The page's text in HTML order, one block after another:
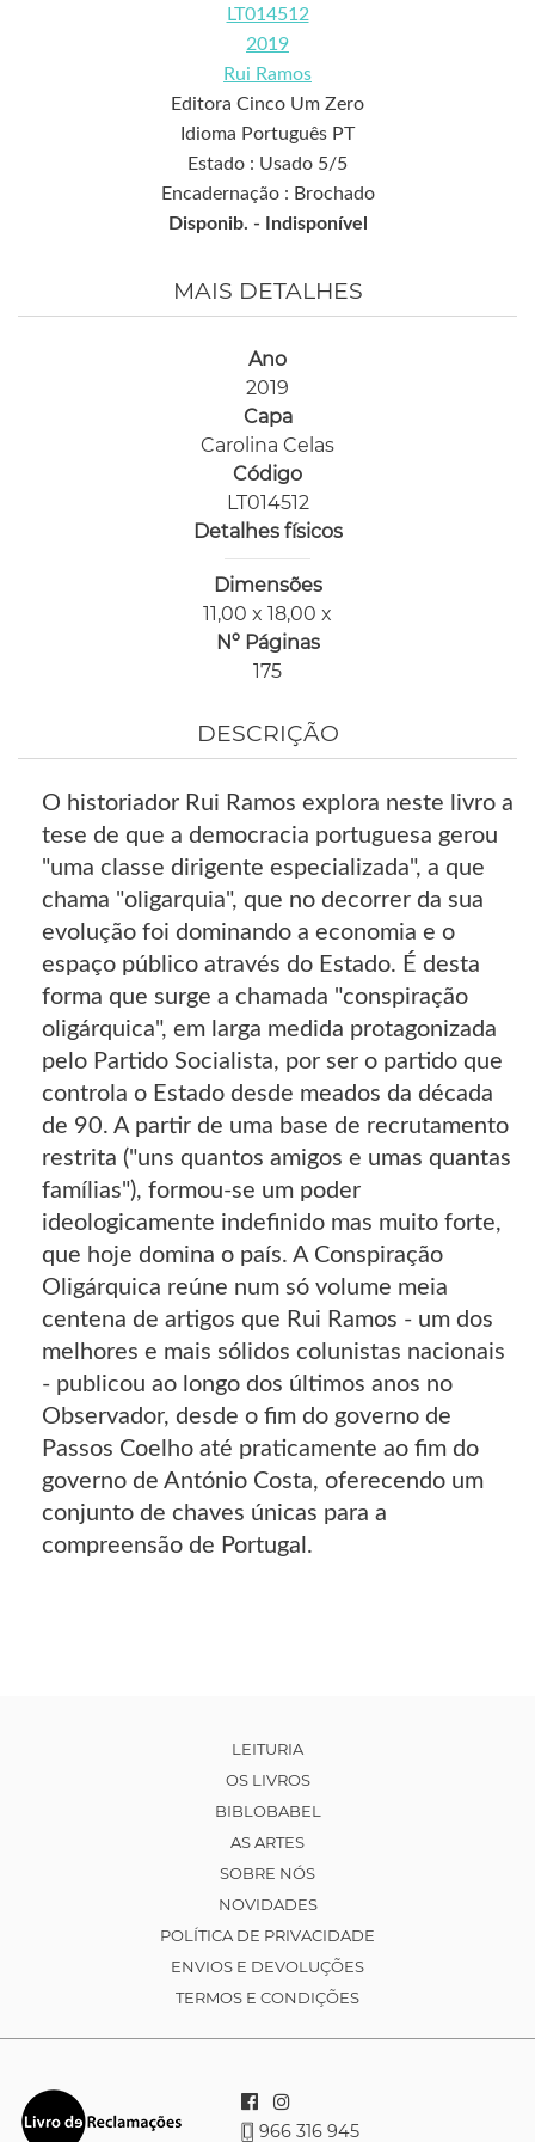
LT014512
2019
Rui Ramos
Editora Cinco Um Zero
Idioma Português PT
Estado : Usado 5/5
Encadernação : Brochado
Disponib. -
Indisponível
MAIS DETALHES
Ano
2019
Capa
Carolina Celas
Código
LT014512
Detalhes físicos
Dimensões
11,00 x 18,00 x
Nº Páginas
175
DESCRIÇÃO
O historiador Rui Ramos explora neste livro a
tese de que a democracia portuguesa gerou
"uma classe dirigente especializada", a que
chama "oligarquia", que no decorrer da sua
evolução foi dominando a economia e o
espaço público através do Estado. É desta
forma que surge a chamada "conspiração
oligárquica", em larga medida protagonizada
pelo Partido Socialista, por ser o partido que
controla o Estado desde meados da década
de 90. A partir de uma base de recrutamento
restrita ("uns quantos amigos e umas quantas
famílias"), formou-se um poder
ideologicamente indefinido mas muito forte,
que hoje domina o país. A Conspiração
Oligárquica reúne num só volume meia
centena de artigos que Rui Ramos - um dos
melhores e mais sólidos colunistas nacionais
- publicou ao longo dos últimos anos no
Observador, desde o fim do governo de
Passos Coelho até praticamente ao fim do
governo de António Costa, oferecendo um
conjunto de chaves únicas para a
compreensão de Portugal.
LEITURIA
OS LIVROS
BIBLOBABEL
AS ARTES
SOBRE NÓS
NOVIDADES
POLÍTICA DE PRIVACIDADE
ENVIOS E DEVOLUÇÕES
TERMOS E CONDIÇÕES
966 316 945